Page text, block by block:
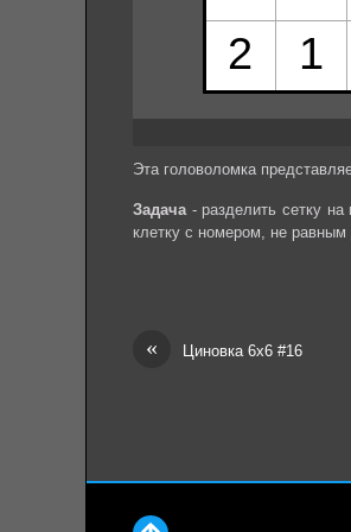
Эта головоломка
Задача- разделить сетку на
клетку с номером, не равным
« Циновка 6х6 #16